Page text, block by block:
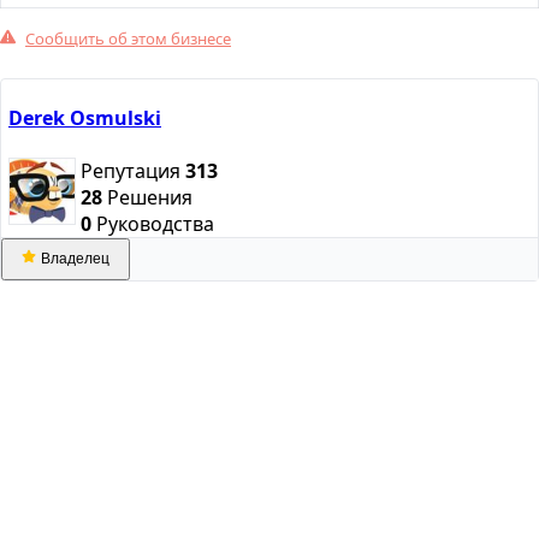
Сообщить об этом бизнесе
Derek Osmulski
Репутация 313
28 Решения
0 Руководства
Владелец